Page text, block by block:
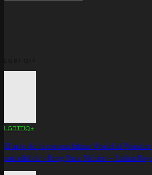
LGBTTIQ+
El arte de la corona latina: World of
mundial de «Drag Race México – Latina